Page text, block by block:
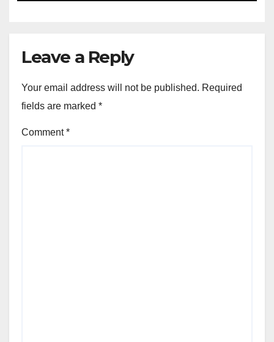
Leave a Reply
Your email address will not be published. Required
fields are marked *
Comment*